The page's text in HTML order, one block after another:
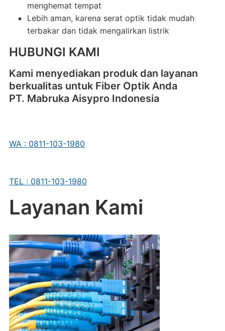
menghemat tempat
Lebih aman, karena serat optik tidak mudah
terbakar dan tidak mengalirkan listrik
HUBUNGI KAMI
Kami menyediakan produk dan layanan
berkualitas untuk Fiber Optik Anda
PT. Mabruka Aisypro Indonesia
WA : 0811-103-1980
TEL : 0811-103-1980
Layanan Kami